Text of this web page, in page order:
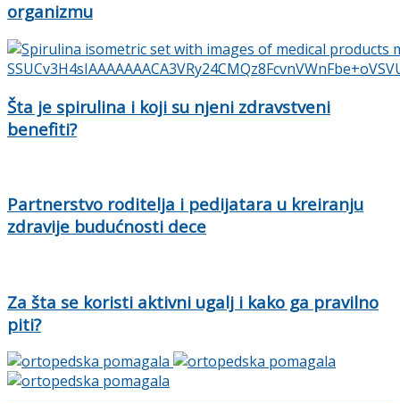
organizmu
Šta je spirulina i koji su njeni zdravstveni
benefiti?
Partnerstvo roditelja i pedijatara u kreiranju
zdravije budućnosti dece
Za šta se koristi aktivni ugalj i kako ga pravilno
piti?